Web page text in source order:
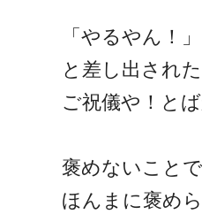
「やるやん！」
と差し出され
ご祝儀や！と
褒めないこと
ほんまに褒め